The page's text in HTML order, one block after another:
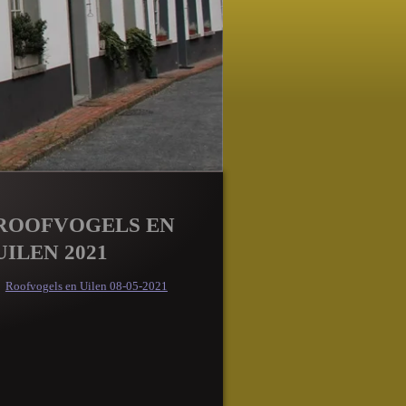
EN
2021
Roofvogels en Uilen 08-05-2021